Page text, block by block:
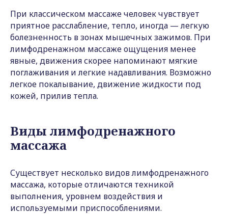
При классическом массаже человек чувствует
приятное расслабление, тепло, иногда — легкую
болезненность в зонах мышечных зажимов. При
лимфодренажном массаже ощущения менее
явные, движения скорее напоминают мягкие
поглаживания и легкие надавливания. Возможно
легкое покалывание, движение жидкости под
кожей, прилив тепла.
Виды лимфодренажного
массажа
Существует несколько видов лимфодренажного
массажа, которые отличаются техникой
выполнения, уровнем воздействия и
используемыми приспособлениями.